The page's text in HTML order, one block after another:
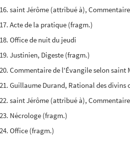
saint Jérôme (attribué à),
Acte de la pratique (fragm.)
Office de nuit du jeudi
Justinien, Digeste (fragm.)
Commentaire de l'Évangile selon
Guillaume Durand, Rational des
saint Jérôme (attribué à),
Nécrologe (fragm.)
Office (fragm.)